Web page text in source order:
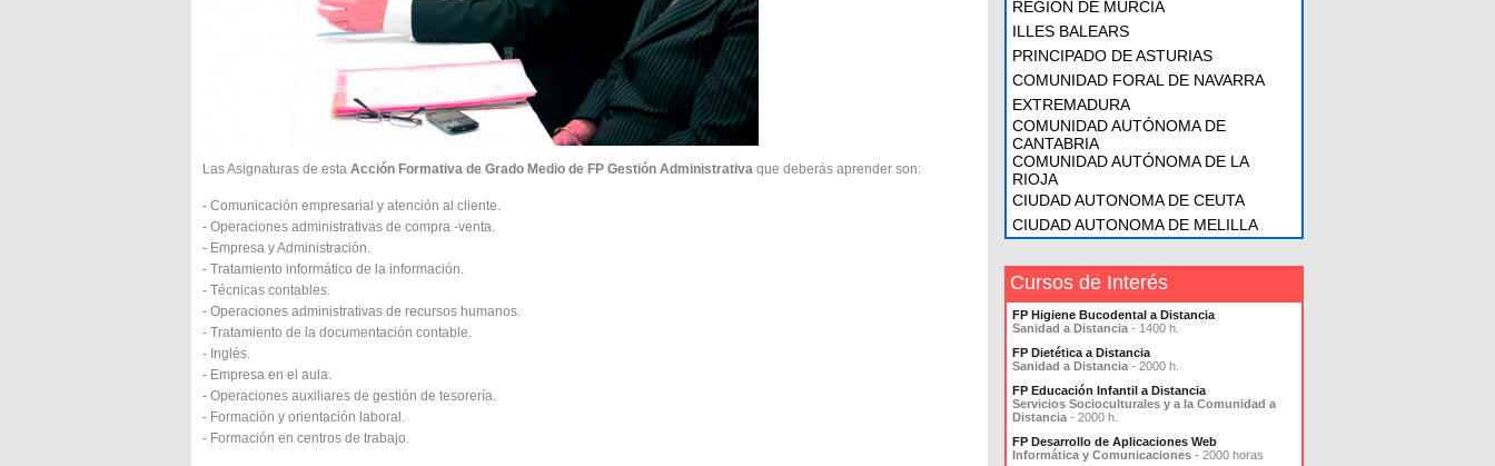
Las Asignaturas de esta Acción Formativa de Grado Medio de FP Gestión Administrativa que deberás aprender son:
- Comunicación empresarial y atención al cliente.
- Operaciones administrativas de compra -venta.
- Empresa y Administración.
- Tratamiento informático de la información.
- Técnicas contables.
- Operaciones administrativas de recursos humanos.
- Tratamiento de la documentación contable.
- Inglés.
- Empresa en el aula.
- Operaciones auxiliares de gestión de tesorería.
- Formación y orientación laboral.
- Formación en centros de trabajo.
REGIÓN DE MURCIA
ILLES BALEARS
PRINCIPADO DE ASTURIAS
COMUNIDAD FORAL DE NAVARRA
EXTREMADURA
COMUNIDAD AUTÓNOMA DE
CANTABRIA
COMUNIDAD AUTÓNOMA DE LA
RIOJA
CIUDAD AUTONOMA DE CEUTA
CIUDAD AUTONOMA DE MELILLA
Cursos de Interés
FP Higiene Bucodental a Distancia
Sanidad a Distancia - 1400 h.
FP Dietética a Distancia
Sanidad a Distancia - 2000 h.
FP Educación Infantil a Distancia
Servicios Socioculturales y a la Comunidad a
Distancia - 2000 h.
FP Desarrollo de Aplicaciones Web
Informática y Comunicaciones - 2000 horas